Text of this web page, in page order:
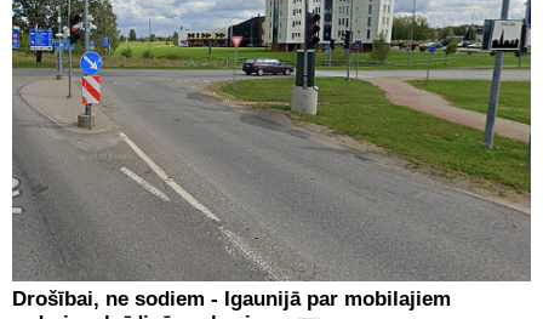
Drošībai, ne sodiem - Igaunijā par mobilajiem